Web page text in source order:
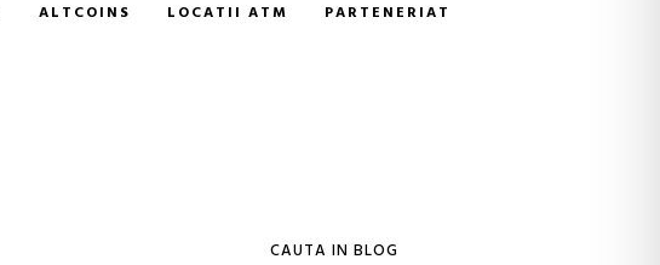
ALTCOINS LOCATII ATM PARTENERIAT
CAUTA IN BLOG